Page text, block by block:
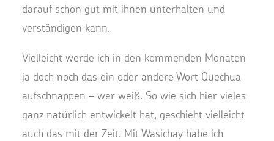
darauf schon gut mit ihnen unterhalten und
verständigen kann.
Vielleicht werde ich in den kommenden Monaten
ja doch noch das ein oder andere Wort Quechua
aufschnappen – wer weiß. So wie sich hier vieles
ganz natürlich entwickelt hat, geschieht vielleicht
auch das mit der Zeit. Mit Wasichay habe ich